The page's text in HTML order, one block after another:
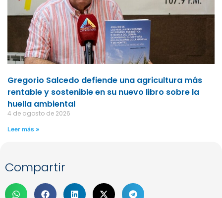
Gregorio Salcedo defiende una agricultura más
rentable y sostenible en su nuevo libro sobre la
huella ambiental
4 de agosto de 2026
Leer más »
Compartir